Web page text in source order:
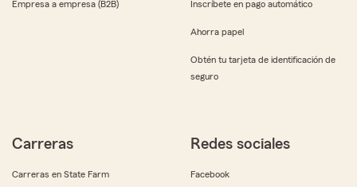
Empresa a empresa (B2B) Inscríbete en pago automático
Ahorra papel
Obtén tu tarjeta de identificación de
seguro
Carreras
Carreras en State Farm
Redes sociales
Facebook